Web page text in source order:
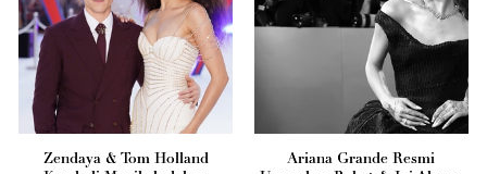
Zendaya & Tom Holland
Ariana Grande Resmi